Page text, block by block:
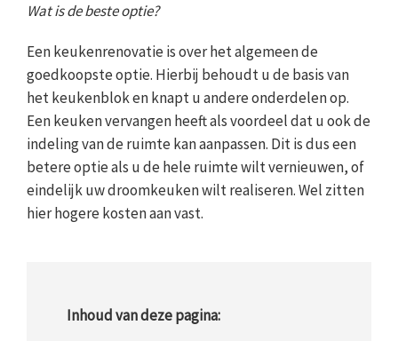
Wat is de beste optie?
Een keukenrenovatie is over het algemeen de
goedkoopste optie. Hierbij behoudt u de basis van
het keukenblok en knapt u andere onderdelen op.
Een keuken vervangen heeft als voordeel dat u ook de
indeling van de ruimte kan aanpassen. Dit is dus een
betere optie als u de hele ruimte wilt vernieuwen, of
eindelijk uw droomkeuken wilt realiseren. Wel zitten
hier hogere kosten aan vast.
Inhoud van deze pagina: